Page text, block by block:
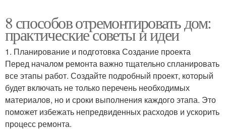
8 способов отремонтировать дом:
практические советы и идеи
1. Планирование и подготовка Создание проекта
Перед началом ремонта важно тщательно спланировать
все этапы работ. Создайте подробный проект, который
будет включать не только перечень необходимых
материалов, но и сроки выполнения каждого этапа. Это
поможет избежать непредвиденных расходов и ускорить
процесс ремонта.